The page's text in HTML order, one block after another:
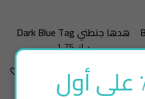
١٠٪ على أول
Dark Blue Tag هدها جنطتي
د.ك1.75